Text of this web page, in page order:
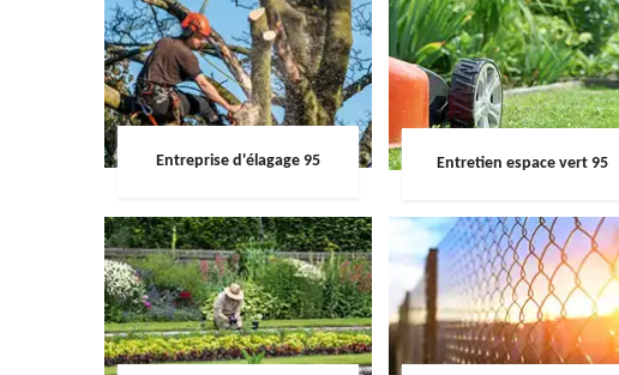
Entreprise d'élagage 95 Entretien espace vert 95